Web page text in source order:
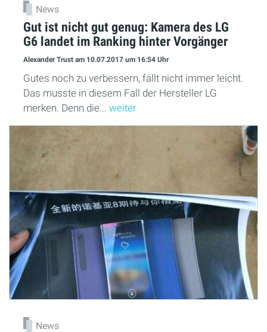
News
Gut ist nicht gut genug: Kamera des LG
G6 landet im Ranking hinter Vorgänger
Alexander Trust am 10.07.2017 um 16:54 Uhr
Gutes noch zu verbessern, fällt nicht immer leicht.
Das musste in diesem Fall der Hersteller LG
merken. Denn die... weiter
News